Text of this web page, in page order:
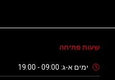
שעות פתיחה
ימים א-ג: 09:00 - 19:00